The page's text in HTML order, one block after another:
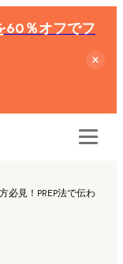
60％オフでフ
必見！PREP法で伝わ